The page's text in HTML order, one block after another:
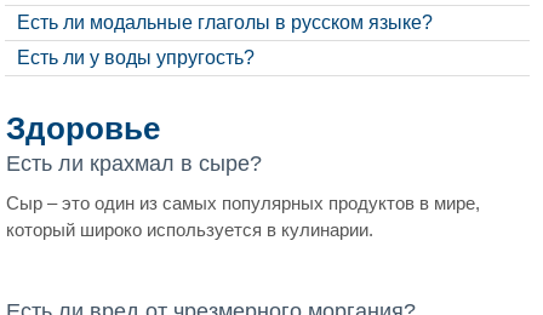
Есть ли модальные глаголы в русском языке?
Есть ли у воды упругость?
Здоровье
Есть ли крахмал в сыре?
Сыр – это один из самых популярных продуктов в мире,
который широко используется в кулинарии.